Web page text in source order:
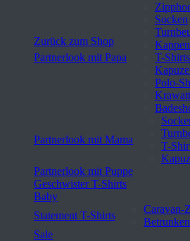
Zurück zum Shop
Partnerlook mit Papa
Socken
Kappen
T-Shirts
Polo-
Partnerlook mit Mama
T-
Partnerlook mit Puppe
Geschwister T-Shirts
Baby
Statement T-Shirts
Caravan-
Sale